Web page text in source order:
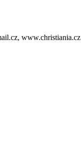
www.christiania.cz